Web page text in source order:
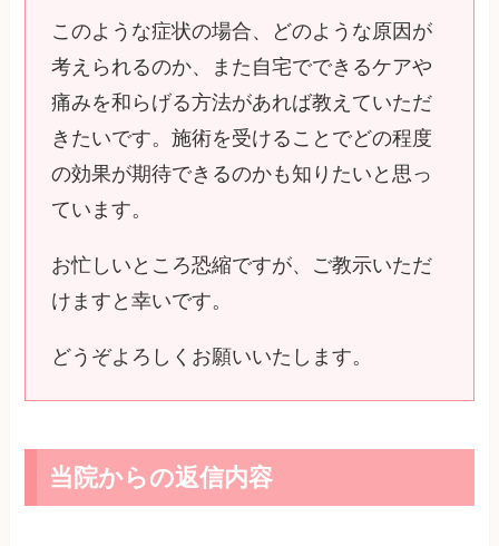
このような症状の場合、どのような原因が
考えられるのか、また自宅でできるケアや
痛みを和らげる方法があれば教えていただ
きたいです。施術を受けることでどの程度
の効果が期待できるのかも知りたいと思っ
ています。
お忙しいところ恐縮ですが、ご教示いただ
けますと幸いです。
どうぞよろしくお願いいたします。
当院からの返信内容